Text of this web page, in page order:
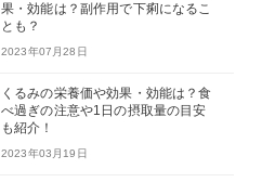
果・効能は？副作用で下痢になるこ
とも？
2023年07月28日
くるみの栄養価や効果・効能は？食
べ過ぎの注意や1日の摂取量の目安
も紹介！
2023年03月19日